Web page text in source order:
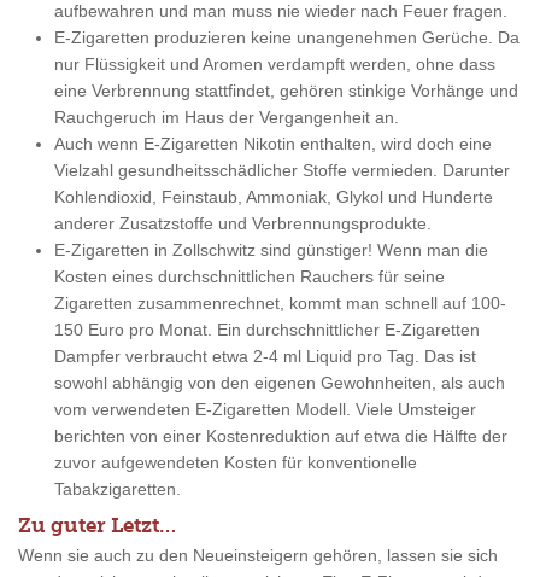
aufbewahren und man muss nie wieder nach Feuer fragen.
E-Zigaretten produzieren keine unangenehmen Gerüche. Da
nur Flüssigkeit und Aromen verdampft werden, ohne dass
eine Verbrennung stattfindet, gehören stinkige Vorhänge und
Rauchgeruch im Haus der Vergangenheit an.
Auch wenn E-Zigaretten Nikotin enthalten, wird doch eine
Vielzahl gesundheitsschädlicher Stoffe vermieden. Darunter
Kohlendioxid, Feinstaub, Ammoniak, Glykol und Hunderte
anderer Zusatzstoffe und Verbrennungsprodukte.
E-Zigaretten in Zollschwitz sind günstiger! Wenn man die
Kosten eines durchschnittlichen Rauchers für seine
Zigaretten zusammenrechnet, kommt man schnell auf 100-
150 Euro pro Monat. Ein durchschnittlicher E-Zigaretten
Dampfer verbraucht etwa 2-4 ml Liquid pro Tag. Das ist
sowohl abhängig von den eigenen Gewohnheiten, als auch
vom verwendeten E-Zigaretten Modell. Viele Umsteiger
berichten von einer Kostenreduktion auf etwa die Hälfte der
zuvor aufgewendeten Kosten für konventionelle
Tabakzigaretten.
Zu guter Letzt…
Wenn sie auch zu den Neueinsteigern gehören, lassen sie sich